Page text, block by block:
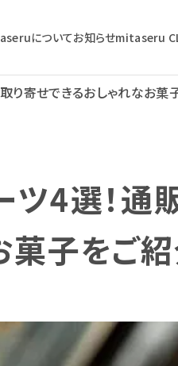
についてお知らせmitaseru
り寄せできるおしゃれなお菓
4選！通
子をご紹